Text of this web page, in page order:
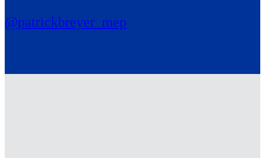
@patrickbreyer_mep